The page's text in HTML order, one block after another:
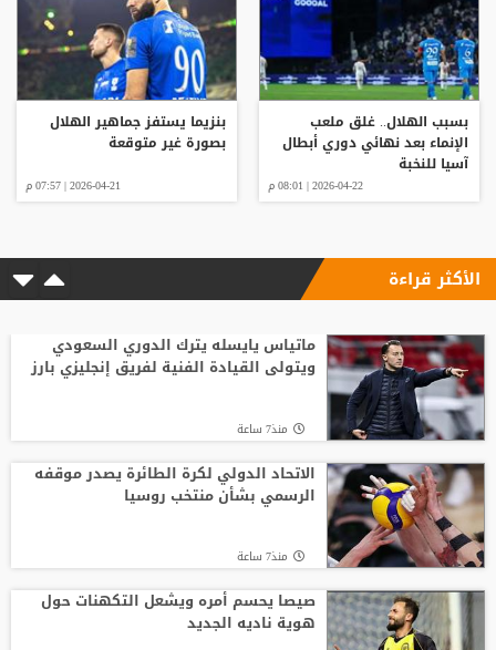
بسبب الهلال.. غلق ملعب
الإنماء بعد نهائي دوري أبطال
آسيا للنخبة
2026-04-22 | 08:01 م
بنزيما يستفز جماهير الهلال
بصورة غير متوقعة
2026-04-21 | 07:57 م
الأكثر قراءة
ماتياس يايسله يترك الدوري السعودي
ويتولى القيادة الفنية لفريق إنجليزي بارز
منذ7 ساعة
الاتحاد الدولي لكرة الطائرة يصدر موقفه
الرسمي بشأن منتخب روسيا
منذ7 ساعة
صيصا يحسم أمره ويشعل التكهنات حول
هوية ناديه الجديد